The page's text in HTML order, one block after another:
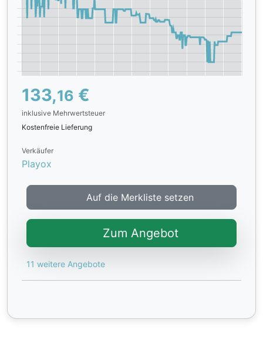
133,16 €
inklusive Mehrwertsteuer
Kostenfreie Lieferung
Verkäufer
Playox
Auf die Merkliste setzen
Zum Angebot
11 weitere Angebote